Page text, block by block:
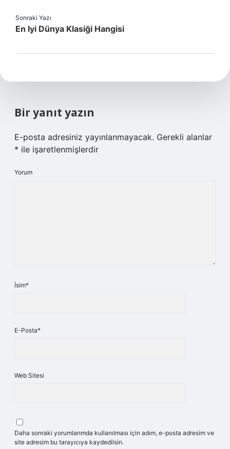
Sonraki Yazı
En Iyi Dünya Klasiği Hangisi
Bir yanıt yazın
E-posta adresiniz yayınlanmayacak. Gerekli alanlar
* ile işaretlenmişlerdir
Yorum
İsim*
E-Posta*
Web Sitesi
Daha sonraki yorumlarımda kullanılması için adım, e-posta adresim ve
site adresim bu tarayıcıya kaydedilsin.